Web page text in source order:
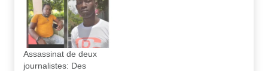
Assassinat de deux
journalistes: Des